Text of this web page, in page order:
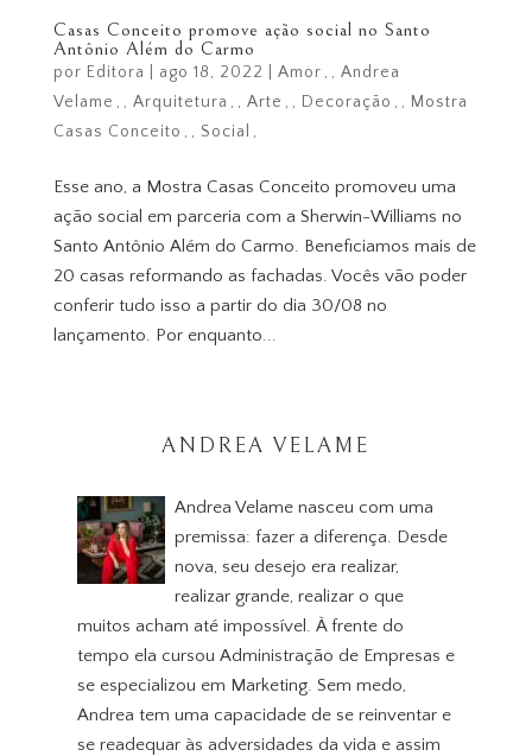
Casas Conceito promove ação social no Santo
Antônio Além do Carmo
por Editora ago 18, 2022 Amor , Andrea
Velame
, Arquitetura , Arte , Decoração , Mostra
Casas Conceito
, Social
Esse ano, a Mostra Casas Conceito promoveu uma
ação social em parceria com a Sherwin-Williams no
Santo Antônio Além do Carmo. Beneficiamos mais de
20 casas reformando as fachadas. Vocês vão poder
conferir tudo isso a partir do dia 30/08 no
lançamento. Por enquanto...
ANDREA VELAME
Andrea Velame nasceu com uma
premissa: fazer a diferença. Desde
nova, seu desejo era realizar,
realizar grande, realizar o que
muitos acham até impossível. À frente do
tempo ela cursou Administração de Empresas e
se especializou em Marketing. Sem medo,
Andrea tem uma capacidade de se reinventar e
se readequar às adversidades da vida e assim